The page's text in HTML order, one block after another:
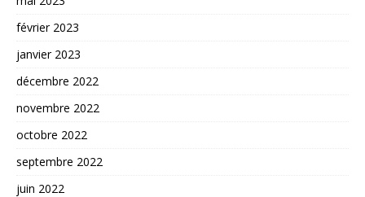
février 2023
janvier 2023
décembre 2022
novembre 2022
octobre 2022
septembre 2022
juin 2022